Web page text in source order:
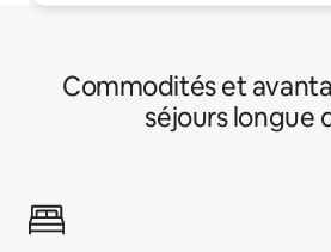
Commodités et
séjours longue